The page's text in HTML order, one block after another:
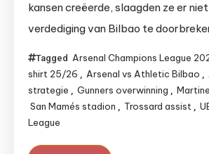
kansen creëerde, slaagden ze er
verdediging van Bilbao te
Tagged Arsenal Champions League
shirt 25/26 , Arsenal vs Athletic Bilbao ,
strategie , Gunners overwinning ,
San Mamés stadion , Trossard assist ,
League